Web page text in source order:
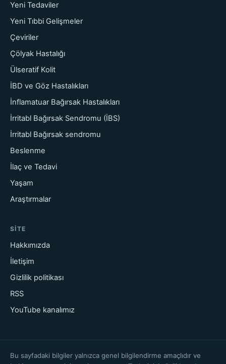
Yeni Tedaviler
Yeni Tıbbi Gelişmeler
Çeviriler
Çölyak Hastalığı
Ülseratif Kolit
İBD ve Göz Hastalıkları
İnflamatuar Bağırsak Hastalıkları
İrritabl Bağırsak Sendromu (İBS)
İrritabl Bağırsak sendromu
Beslenme
İlaç ve Tedavi
Yaşam
Araştırmalar
SITE
Hakkımızda
İletişim
Gizlilik politikası
RSS
YouTube kanalımız
Bu sayfadaki bilgiler yalnızca genel bilgilendirme amaçlıdır ve